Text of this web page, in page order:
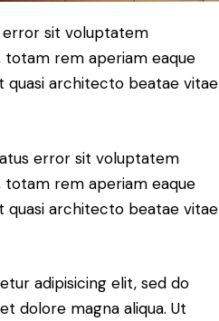
error sit voluptatem
totam rem aperiam eaque
quasi architecto beatae vitae
error sit voluptatem
totam rem aperiam eaque
quasi architecto beatae vitae
adipisicing elit, sed do
dolore magna aliqua. Ut